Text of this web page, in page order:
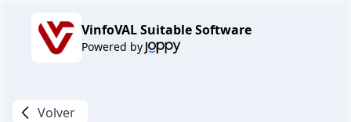
VinfoVAL Suitable Software
Powered by
Volver